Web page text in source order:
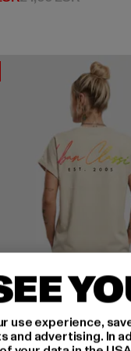
use experience,
advertising. In